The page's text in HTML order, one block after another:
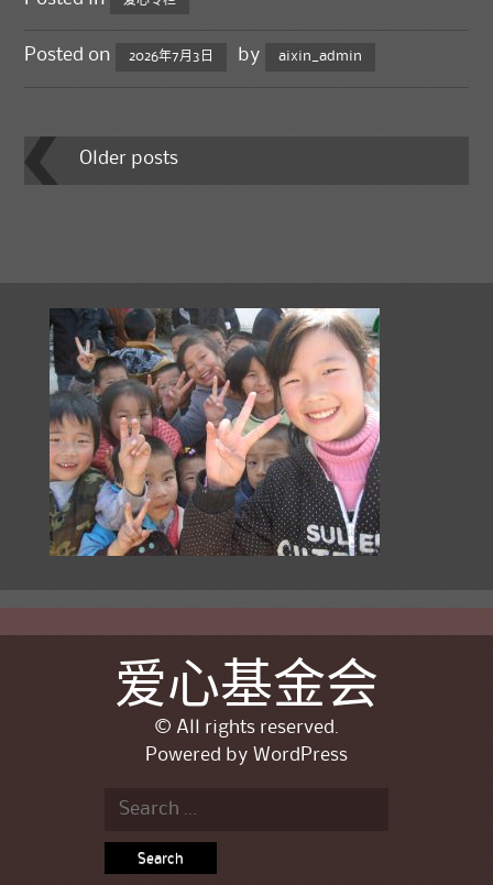
Posted on 2026年7月3日 by aixin_admin
Post navigation
Older posts
爱心基金会
© All rights reserved.
Powered by WordPress
Search for: